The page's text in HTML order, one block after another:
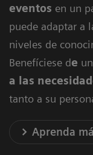
eventos en un
puede adaptar a
niveles de
Benefíciese de
a las
tanto a su
Aprenda